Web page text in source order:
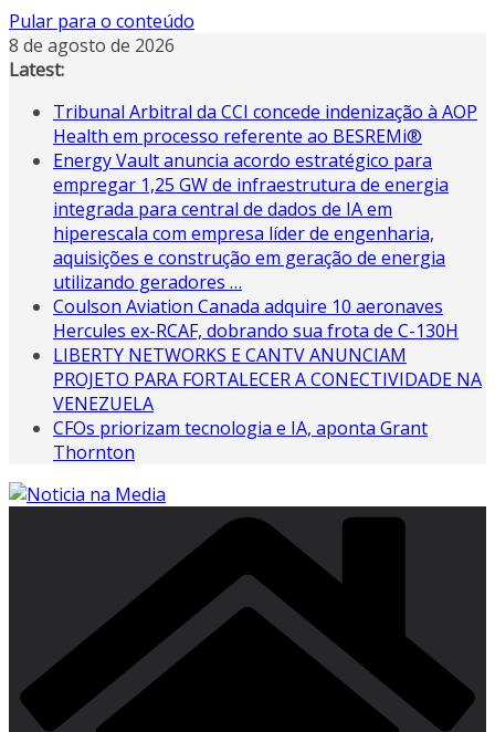
Pular para o conteúdo
8 de agosto de 2026
Latest:
Tribunal Arbitral da CCI concede indenização à AOP
Health em processo referente ao BESREMi®
Energy Vault anuncia acordo estratégico para
empregar 1,25 GW de infraestrutura de energia
integrada para central de dados de IA em
hiperescala com empresa líder de engenharia,
aquisições e construção em geração de energia
utilizando geradores …
Coulson Aviation Canada adquire 10 aeronaves
Hercules ex-RCAF, dobrando sua frota de C-130H
LIBERTY NETWORKS E CANTV ANUNCIAM
PROJETO PARA FORTALECER A CONECTIVIDADE NA
VENEZUELA
CFOs priorizam tecnologia e IA, aponta Grant
Thornton